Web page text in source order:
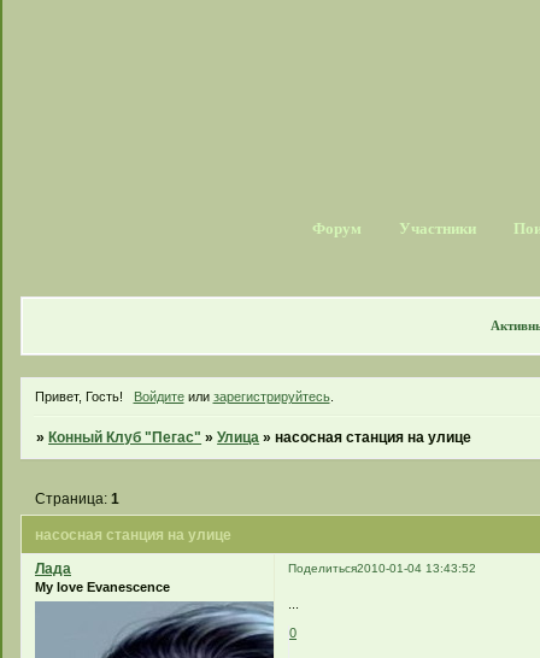
Форум Участники
Привет, Гость! Войдитеили зарегистрируйтесь.
»Конный Клуб "Пегас" »Улица »насосная станция на улице
насосная станция на улице
Страница:1
Поделиться2010-01-04 13:43:52
Лада
My love Evanescence
0